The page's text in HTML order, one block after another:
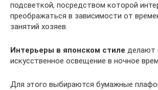
подсветкой, посредством которой
преображаться в зависимости от
занятий хозяев.
Интерьеры в японском стиле делают
искусственное освещение в ночное
Для этого выбираются бумажные